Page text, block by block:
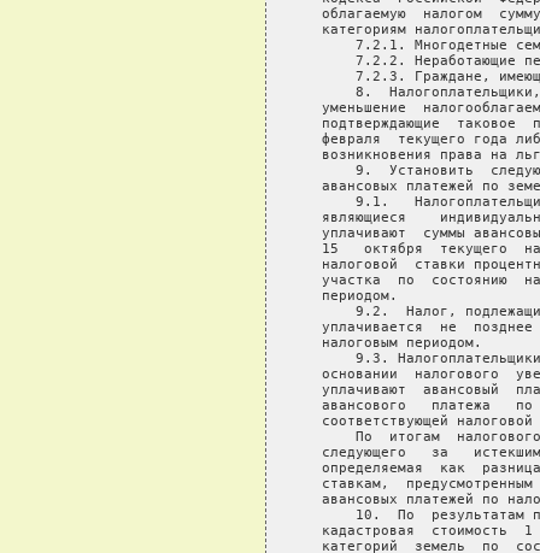
облагаемую  налогом
категориям
7.2.1. Многодетные
7.2.2. Неработающие
7.2.3. Граждане,
8.
уменьшение
подтверждающие  таковое
февраля  текущего года
возникновения права на
9.  Установить
авансовых платежей по
9.1.
являющиеся
уплачивают  суммы
15   октября  текущего
налоговой  ставки
участка  по  состоянию
   периодом.
9.2.  Налог,
уплачивается  не
   налоговым периодом.
9.3.
основании  налогового
уплачивают  авансовый
авансового   платежа
соответствующей
По  итогам
следующего   за
определяемая  как
ставкам,
авансовых платежей по
10.  По  результатам
кадастровая  стоимость
категорий  земель  по